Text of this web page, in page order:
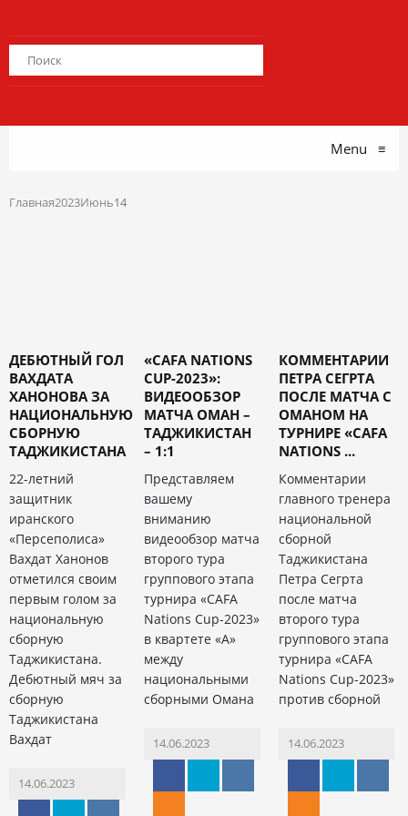
Menu ≡
Главная2023Июнь14
ДЕБЮТНЫЙ ГОЛ
ВАХДАТА
ХАНОНОВА ЗА
НАЦИОНАЛЬНУЮ
СБОРНУЮ
ТАДЖИКИСТАНА
22-летний
защитник
иранского
«Персеполиса»
Вахдат Ханонов
отметился своим
первым голом за
национальную
сборную
Таджикистана.
Дебютный мяч за
сборную
Таджикистана
Вахдат
14.06.2023
«CAFA NATIONS
CUP-2023»:
ВИДЕООБЗОР
МАТЧА ОМАН –
ТАДЖИКИСТАН
– 1:1
Представляем
вашему
вниманию
видеообзор матча
второго тура
группового этапа
турнира «CAFA
Nations Cup-2023»
в квартете «А»
между
национальными
сборными Омана
14.06.2023
КОММЕНТАРИИ
ПЕТРА СЕГРТА
ПОСЛЕ МАТЧА С
ОМАНОМ НА
ТУРНИРЕ «CAFA
NATIONS ...
Комментарии
главного тренера
национальной
сборной
Таджикистана
Петра Сегрта
после матча
второго тура
группового этапа
турнира «CAFA
Nations Cup-2023»
против сборной
14.06.2023